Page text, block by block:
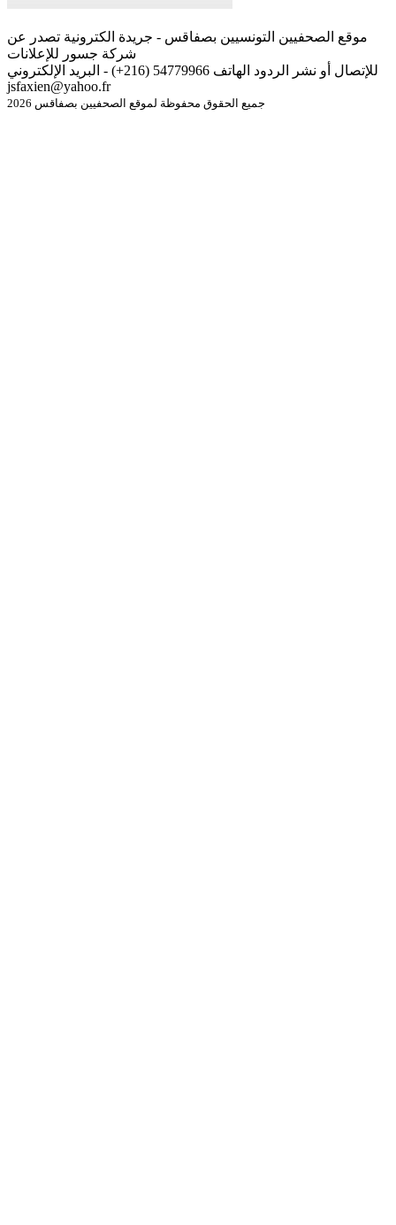
موقع الصحفيين التونسيين بصفاقس - جريدة الكترونية تصدر عن
شركة جسور للإعلانات
للإتصال أو نشر الردود الهاتف 54779966 (216+) - البريد الإلكتروني
jsfaxien@yahoo.fr
جميع الحقوق محفوظة لموقع الصحفيين بصفاقس 2026